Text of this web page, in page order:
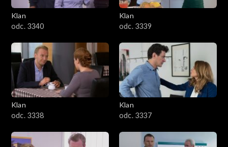
Klan
odc. 3340
Klan
odc. 3339
Klan
odc. 3338
Klan
odc. 3337